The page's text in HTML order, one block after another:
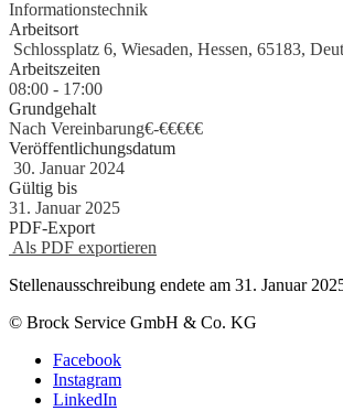
Informationstechnik
Arbeitsort
Schlossplatz 6, Wiesaden, Hessen, 65183,
Arbeitszeiten
08:00 - 17:00
Grundgehalt
Nach Vereinbarung€-€€€€€
Veröffentlichungsdatum
30. Januar 2024
Gültig bis
31. Januar 2025
PDF-Export
Als PDF exportieren
Stellenausschreibung endete am 31. Januar
© Brock Service GmbH & Co. KG
Facebook
Instagram
LinkedIn